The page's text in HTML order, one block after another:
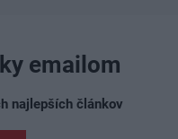
emailom
najlepších článkov